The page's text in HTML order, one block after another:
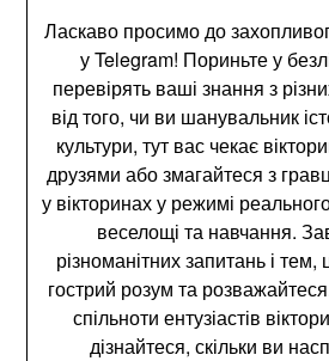
Ласкаво просимо до
у Telegram! Пориньте у
перевірять ваші знання з
від того, чи ви шанувальник
культури, тут вас чекає
друзями або змагайтеся з
у вікторинах у режимі
веселощі та навчання.
різноманітних запитань і тем,
гострий розум та
спільноти ентузіастів
дізнайтеся, скільки ви